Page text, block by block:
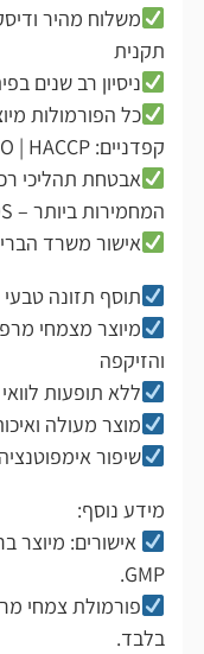
משלוח מהיר
תקנית
ניסיון רב שנים
כל הפורמולות
קפדניים: GMP | ISO | HACCP
אבטחת תהליכי
המחמירות ביותר – PCI / DS
אישור משרד
תוסף תזונה
מיוצר מצמחי
והזיקפה
ללא תופעות לוואי
מוצר מעולה ואיכותי
שיפור אימפוטנציה
מידע נוסף:
אישורים: מיוצר
GMP.
בלבד.